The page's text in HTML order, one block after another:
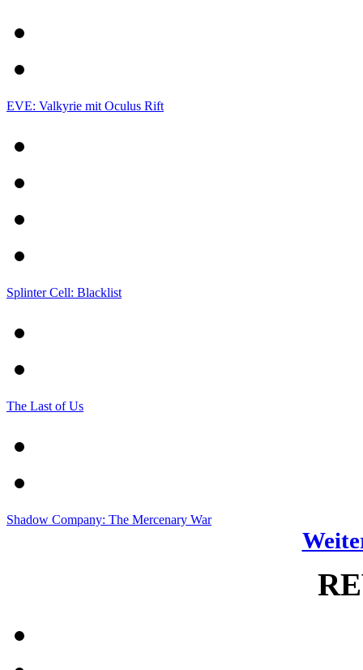
EVE: Valkyrie mit Oculus Rift
Splinter Cell: Blacklist
The Last of Us
Shadow Company: The Mercenary War